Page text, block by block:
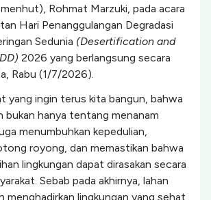
Rohmat Marzuki, pada acara
Hari Penanggulangan Degradasi
Sedunia (Desertification and
2026 yang berlangsung secara
Rabu (1/7/2026).
yang ingin terus kita bangun, bahwa
bukan hanya tentang menanam
menumbuhkan kepedulian,
royong, dan memastikan bahwa
lingkungan dapat dirasakan secara
Sebab pada akhirnya, lahan
menghadirkan lingkungan yang sehat,